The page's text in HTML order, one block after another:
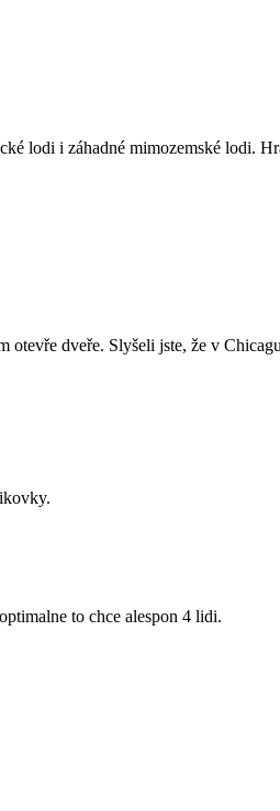
lodi i záhadné mimozemské lodi.
dveře. Slyšeli jste, že v
to chce alespon 4 lidi.